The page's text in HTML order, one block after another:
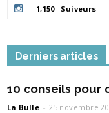
1,150 Suiveurs
Derniers articles
10 conseils pour
La Bulle - 25 novembre